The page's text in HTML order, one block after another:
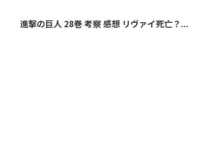
進撃の巨人 28巻 考察 感想 リヴァイ死亡？...